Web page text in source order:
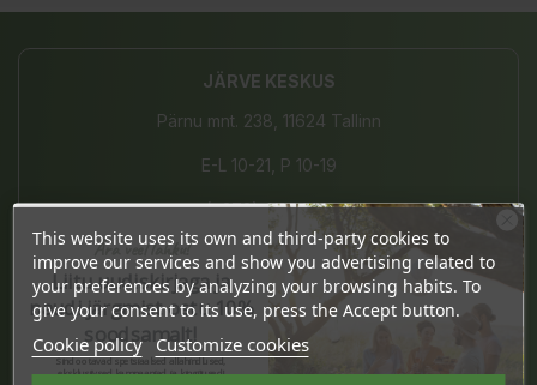
JÄRVE KESKUS
Pärnu mnt. 238, 11624 Tallinn
E-L 10-21, P 10-19
(+372) 677 8211
info@bio4you.eu
TARTU KVARTAL
This website uses its own and third-party cookies to
improve our services and show you advertising related to
your preferences by analyzing your browsing habits. To
give your consent to its use, press the Accept button.
Cookie policy Customize cookies
Ära veel lahku!
Liitu uudiskirjaga ja
naudi järgmist ostu 10%
soodsamalt!
Sind ootavad spetsiaalsed allahindlused,
eksklusiivsed kampaaniad ja kingitused!